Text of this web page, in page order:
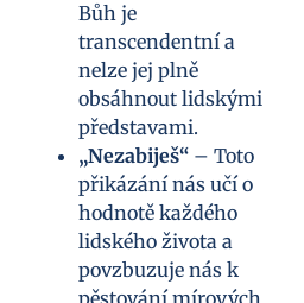
Bůh je
transcendentní a
nelze jej plně
obsáhnout lidskými
představami.
„Nezabiješ“ – Toto
přikázání nás učí o
hodnotě každého
lidského života a
povzbuzuje nás k